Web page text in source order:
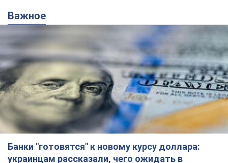
Банки "готовятся" к новому курсу доллара:
украинцам рассказали, чего ожидать в
ближайшие дни
Каким будет курс валюты в обменниках
6.08.2026 22:58
Украинцам обещают по 850 грн от
мобильных операторов: что не так с
этими сообщениями
Как не попасть в ловушку мошенников
6.08.2026 21:02 16,0 т.